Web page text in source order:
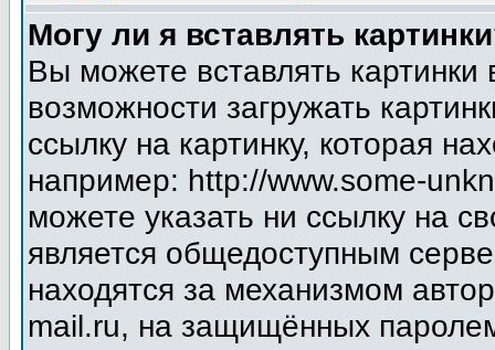
Могу ли я вставлять
Вы можете вставлять
возможности загружать
ссылку на картинку, которая
например: http://www.some-
можете указать ни ссылку на
является общедоступным
находятся за механизмом
mail.ru, на защищённых